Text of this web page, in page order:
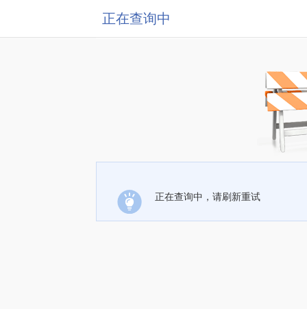
正在查询中
正在查询中，请刷新重试